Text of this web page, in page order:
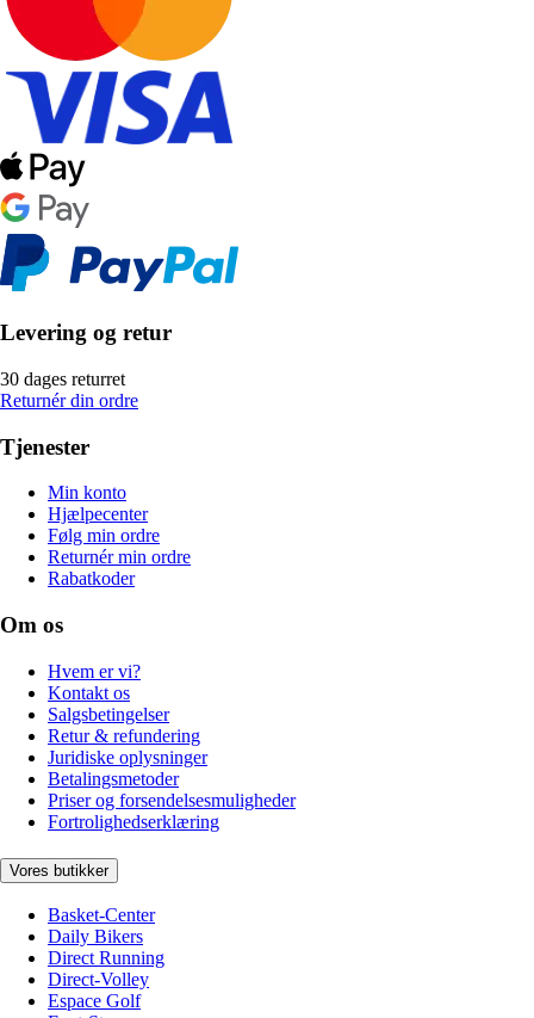
Levering og retur
30 dages returret
Returnér din ordre
Tjenester
Min konto
Hjælpecenter
Følg min ordre
Returnér min ordre
Rabatkoder
Om os
Hvem er vi?
Kontakt os
Salgsbetingelser
Retur & refundering
Juridiske oplysninger
Betalingsmetoder
Priser og forsendelsesmuligheder
Fortrolighedserklæring
Vores butikker
Basket-Center
Daily Bikers
Direct Running
Direct-Volley
Espace Golf